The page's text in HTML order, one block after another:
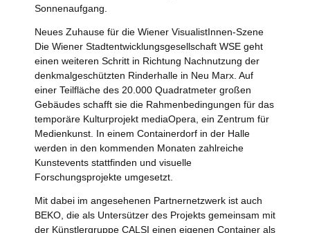
Sonnenaufgang.
Neues Zuhause für die Wiener VisualistInnen-Szene
Die Wiener Stadtentwicklungsgesellschaft WSE geht
einen weiteren Schritt in Richtung Nachnutzung der
denkmalgeschützten Rinderhalle in Neu Marx. Auf
einer Teilfläche des 20.000 Quadratmeter großen
Gebäudes schafft sie die Rahmenbedingungen für das
temporäre Kulturprojekt mediaOpera, ein Zentrum für
Medienkunst. In einem Containerdorf in der Halle
werden in den kommenden Monaten zahlreiche
Kunstevents stattfinden und visuelle
Forschungsprojekte umgesetzt.
Mit dabei im angesehenen Partnernetzwerk ist auch
BEKO, die als Untersützer des Projekts gemeinsam mit
der Künstlergruppe CALSI einen eigenen Container als